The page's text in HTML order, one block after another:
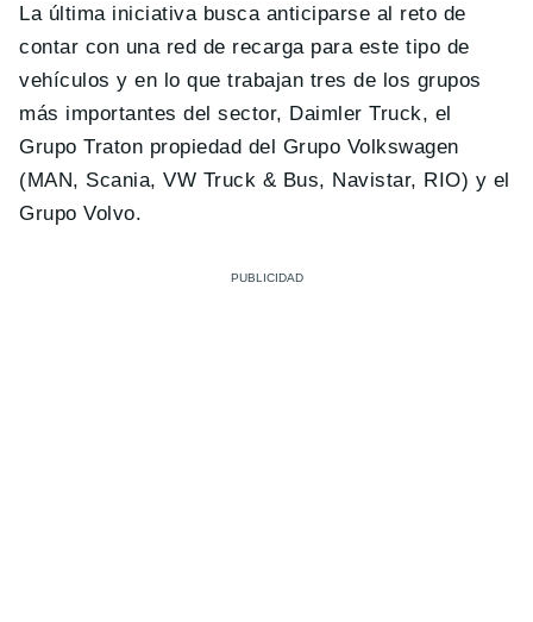
La última iniciativa busca anticiparse al reto de
contar con una red de recarga para este tipo de
vehículos y en lo que trabajan tres de los grupos
más importantes del sector, Daimler Truck, el
Grupo Traton propiedad del Grupo Volkswagen
(MAN, Scania, VW Truck & Bus, Navistar, RIO) y el
Grupo Volvo.